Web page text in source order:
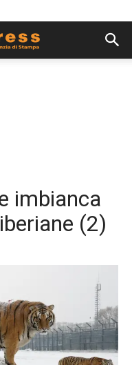
imbianca
(2)